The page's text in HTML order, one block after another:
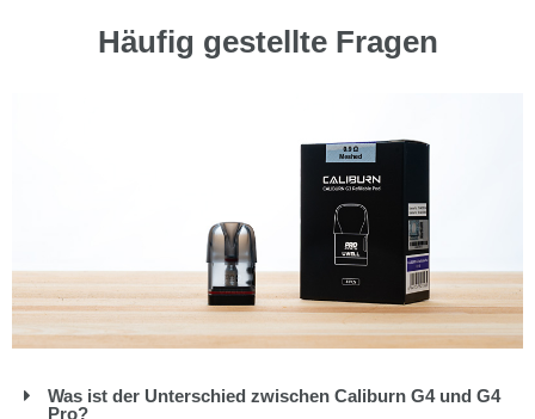
Häufig gestellte Fragen
Was ist der Unterschied zwischen Caliburn G4 und G4
Pro?